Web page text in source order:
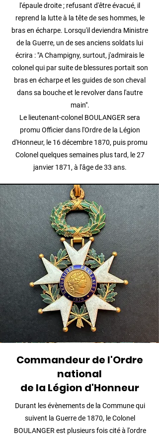
l'épaule droite ; refusant d'être évacué, il
reprend la lutte à la tête de ses hommes, le
bras en écharpe. Lorsqu'il deviendra Ministre
de la Guerre, un de ses anciens soldats lui
écrira : "A Champigny, surtout, j'admirais le
colonel qui par suite de blessures portait son
bras en écharpe et les guides de son cheval
dans sa bouche et le revolver dans l'autre
main".
Le lieutenant-colonel BOULANGER sera
promu Officier dans l'Ordre de la Légion
d'Honneur, le 16 décembre 1870, puis promu
Colonel quelques semaines plus tard, le 27
janvier 1871, à l'âge de 33 ans.
Commandeur de l'Ordre
national
de la Légion d'Honneur
Durant les évènements de la Commune qui
suivent la Guerre de 1870, le Colonel
BOULANGER est plusieurs fois cité à l'ordre